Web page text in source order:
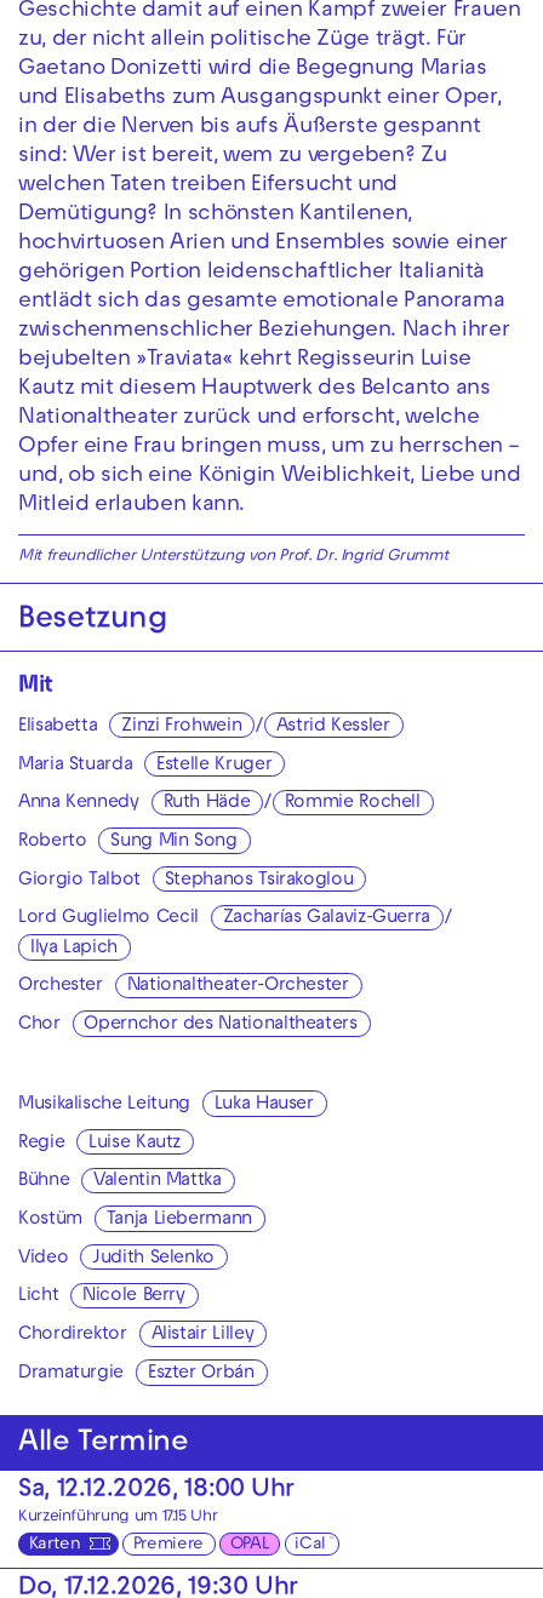
Geschichte damit auf einen Kampf zweier Frauen
zu, der nicht allein politische Züge trägt. Für
Gaetano Donizetti wird die Begegnung Marias
und Elisabeths zum Ausgangspunkt einer Oper,
in der die Nerven bis aufs Äußerste gespannt
sind: Wer ist bereit, wem zu vergeben? Zu
welchen Taten treiben Eifersucht und
Demütigung? In schönsten Kantilenen,
hochvirtuosen Arien und Ensembles sowie einer
gehörigen Portion leidenschaftlicher Italianità
entlädt sich das gesamte emotionale Panorama
zwischenmenschlicher Beziehungen. Nach ihrer
bejubelten »Traviata« kehrt Regisseurin Luise
Kautz mit diesem Hauptwerk des Belcanto ans
Nationaltheater zurück und erforscht, welche
Opfer eine Frau bringen muss, um zu herrschen –
und, ob sich eine Königin Weiblichkeit, Liebe und
Mitleid erlauben kann.
Mit freundlicher Unterstützung vonProf. Dr. Ingrid Grummt
Besetzung
Mit
Elisabetta Zinzi Frohwein / Astrid Kessler
Maria Stuarda Estelle Kruger
Anna Kennedy Ruth Häde / Rommie Rochell
Roberto Sung Min Song
Giorgio Talbot Stephanos Tsirakoglou
Lord Guglielmo Cecil Zacharías Galaviz-Guerra
/
Ilya Lapich
Orchester Nationaltheater-Orchester
Chor Opernchor des Nationaltheaters
Musikalische Leitung Luka Hauser
Regie Luise Kautz
Bühne Valentin Mattka
Kostüm Tanja Liebermann
Video Judith Selenko
Licht Nicole Berry
Chordirektor Alistair Lilley
Dramaturgie Eszter Orbán
Alle Termine
Sa, 12.12.2026, 18:00 Uhr
Kurzeinführung um 17.15 Uhr
Karten Premiere OPAL iCal
Do, 17.12.2026, 19:30 Uhr